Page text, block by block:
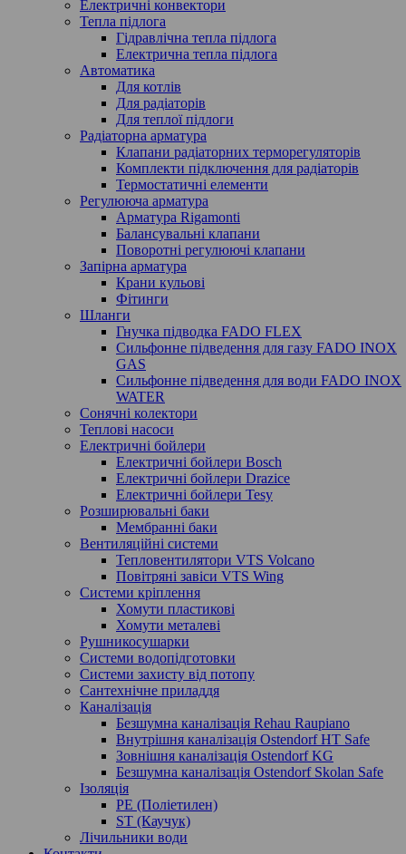
Електричні конвектори
Тепла підлога
Гідравлічна тепла підлога
Електрична тепла підлога
Автоматика
Для котлів
Для радіаторів
Для теплої підлоги
Радіаторна арматура
Клапани радіаторних терморегуляторів
Комплекти підключення для радіаторів
Термостатичні елементи
Регулююча арматура
Арматура Rigamonti
Балансувальні клапани
Поворотні регулюючі клапани
Запірна арматура
Крани кульові
Фітинги
Шланги
Гнучка підводка FADO FLEX
Сильфонне підведення для газу FADO INOX
GAS
Сильфонне підведення для води FADO INOX
WATER
Сонячні колектори
Теплові насоси
Електричні бойлери
Електричні бойлери Bosch
Електричні бойлери Drazice
Електричні бойлери Tesy
Розширювальні баки
Мембранні баки
Вентиляційні системи
Тепловентилятори VTS Volcano
Повітряні завіси VTS Wing
Системи кріплення
Хомути пластикові
Хомути металеві
Рушникосушарки
Системи водопідготовки
Системи захисту від потопу
Сантехнічне приладдя
Каналізація
Безшумна каналізація Rehau Raupiano
Внутрішня каналізація Ostendorf HT Safe
Зовнішня каналізація Ostendorf KG
Безшумна каналізація Ostendorf Skolan Safe
Ізоляція
PE (Поліетилен)
ST (Каучук)
Лічильники води